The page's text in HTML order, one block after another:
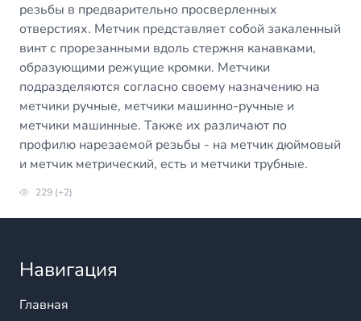
резьбы в предварительно просверленных
отверстиях. Метчик представляет собой закаленный
винт с прорезанными вдоль стержня канавками,
образующими режущие кромки. Метчики
подразделяются согласно своему назначению на
метчики ручные, метчики машинно-ручные и
метчики машинные. Также их различают по
профилю нарезаемой резьбы - на метчик дюймовый
и метчик метрический, есть и метчики трубные.
229 (+2)
Навигация
Главная